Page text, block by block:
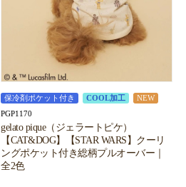
保冷剤ポケット付き COOL加工 NEW
PGP1170
gelato pique（ジェラートピケ）
【CAT&DOG】【STAR WARS】クーリ
ングポケット付き総柄プルオーバー｜
全2色